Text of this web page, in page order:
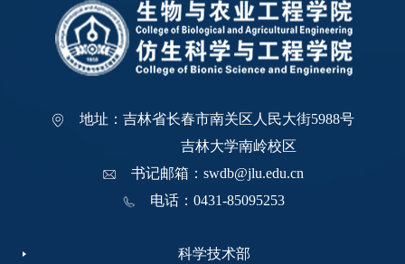
地址：吉林省长春市南关区人民大街5988号
吉林大学南岭校区
书记邮箱：swdb@jlu.edu.cn
电话：0431-85095253
科学技术部